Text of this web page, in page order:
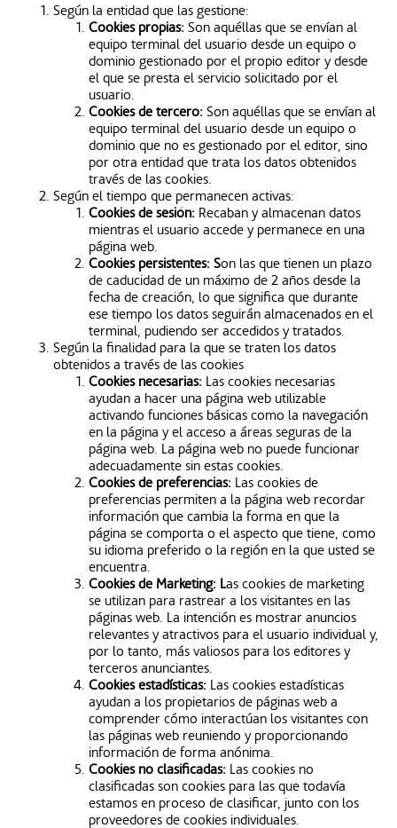
Según la entidad que las gestione:
Cookies propias: Son aquéllas que se envían al
equipo terminal del usuario desde un equipo o
dominio gestionado por el propio editor y desde
el que se presta el servicio solicitado por el
usuario.
Cookies de tercero: Son aquéllas que se envían al
equipo terminal del usuario desde un equipo o
dominio que no es gestionado por el editor, sino
por otra entidad que trata los datos obtenidos
través de las cookies.
Según el tiempo que permanecen activas:
Cookies de sesión: Recaban y almacenan datos
mientras el usuario accede y permanece en una
página web.
Cookies persistentes: Son las que tienen un plazo
de caducidad de un máximo de 2 años desde la
fecha de creación, lo que significa que durante
ese tiempo los datos seguirán almacenados en el
terminal, pudiendo ser accedidos y tratados.
Según la finalidad para la que se traten los datos
obtenidos a través de las cookies
Cookies necesarias: Las cookies necesarias
ayudan a hacer una página web utilizable
activando funciones básicas como la navegación
en la página y el acceso a áreas seguras de la
página web. La página web no puede funcionar
adecuadamente sin estas cookies.
Cookies de preferencias: Las cookies de
preferencias permiten a la página web recordar
información que cambia la forma en que la
página se comporta o el aspecto que tiene, como
su idioma preferido o la región en la que usted se
encuentra.
Cookies de Marketing: Las cookies de marketing
se utilizan para rastrear a los visitantes en las
páginas web. La intención es mostrar anuncios
relevantes y atractivos para el usuario individual y,
por lo tanto, más valiosos para los editores y
terceros anunciantes.
Cookies estadísticas: Las cookies estadísticas
ayudan a los propietarios de páginas web a
comprender cómo interactúan los visitantes con
las páginas web reuniendo y proporcionando
información de forma anónima.
Cookies no clasificadas: Las cookies no
clasificadas son cookies para las que todavía
estamos en proceso de clasificar, junto con los
proveedores de cookies individuales.